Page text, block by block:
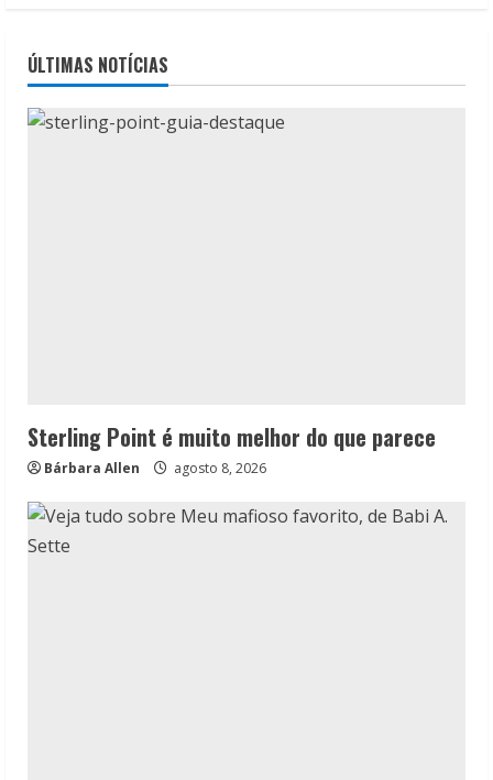
ÚLTIMAS NOTÍCIAS
Sterling Point é muito melhor do que parece
Bárbara Allen agosto 8, 2026